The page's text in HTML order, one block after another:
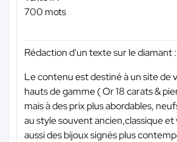
700 mots
Rédaction d'un texte sur le diamant :
Le contenu est destiné à un site de
hauts de gamme ( Or 18 carats &
mais à des prix plus abordables,
au style souvent ancien,classique et
aussi des bijoux signés plus